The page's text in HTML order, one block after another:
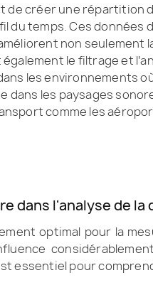
créer une répartition
du temps. Ces
non seulement
le filtrage et
les environnements
dans les paysages
comme les
dans l'analyse de
optimal pour la
essentiel pour